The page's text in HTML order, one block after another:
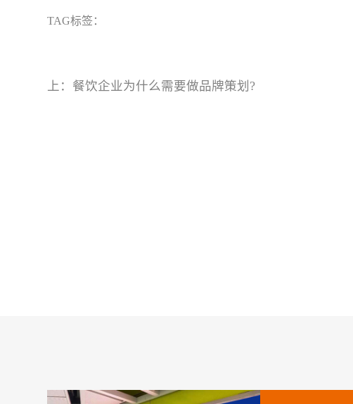
TAG标签：
上： 餐饮企业为什么需要做品牌策划?